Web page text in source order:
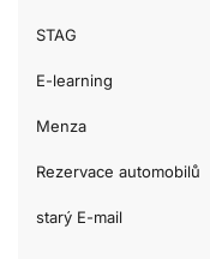
STAG
E-learning
Menza
Rezervace automobilů
starý E-mail